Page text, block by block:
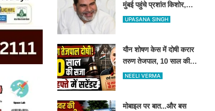
मुंबई पहुंचे प्रशांत किशोर,
NCP प्रमुख सुनेत्रा पवार से
UPASANA SINGH
यौन शोषण केस में दोषी करार
तरुण तेजपाल, 10 साल की
कैद..4 हफ्ते में करना होगा
NEELI VERMA
मोबाइल पर बात...और बस